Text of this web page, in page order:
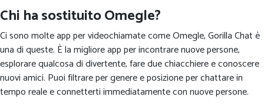
Chi ha sostituito Omegle?
Ci sono molte app per videochiamate come Omegle, Gorilla Chat è
una di queste. È la migliore app per incontrare nuove persone,
esplorare qualcosa di divertente, fare due chiacchiere e conoscere
nuovi amici. Puoi filtrare per genere e posizione per chattare in
tempo reale e connetterti immediatamente con nuove persone.